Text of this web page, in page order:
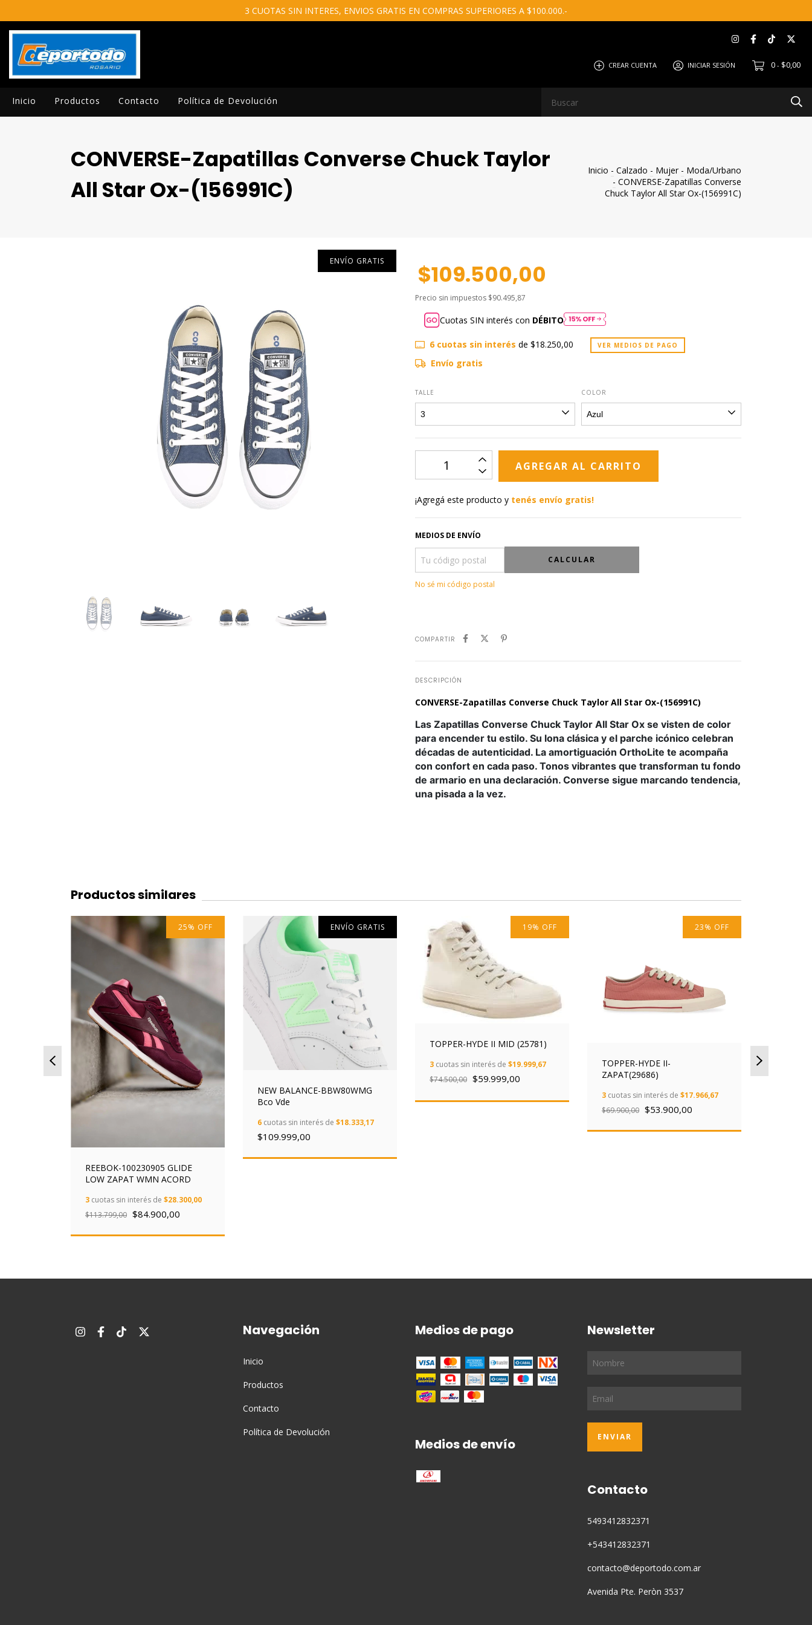
3 CUOTAS SIN INTERES, ENVIOS GRATIS EN COMPRAS SUPERIORES A $100.000.-
CREAR CUENTA INICIAR SESIÓN 0 - $0,00
Inicio Productos Contacto Política de Devolución
CONVERSE-Zapatillas Converse Chuck Taylor
All Star Ox-(156991C)
Inicio - Calzado - Mujer - Moda/Urbano
- CONVERSE-Zapatillas Converse
Chuck Taylor All Star Ox-(156991C)
ENVÍO GRATIS $109.500,00
Precio sin impuestos $90.495,87
Cuotas SIN interés con DÉBITO
6cuotas sin interés de $18.250,00 VER MEDIOS DE PAGO
Envío gratis
TALLE COLOR
¡Agregá este producto y tenés envío gratis!
MEDIOS DE ENVÍO
CALCULAR
No sé mi código postal
COMPARTIR
DESCRIPCIÓN
CONVERSE-Zapatillas Converse Chuck Taylor All Star Ox-(156991C)
Las Zapatillas Converse Chuck Taylor All Star Ox se visten de color
para encender tu estilo. Su lona clásica y el parche icónico celebran
décadas de autenticidad. La amortiguación OrthoLite te acompaña
con confort en cada paso. Tonos vibrantes que transforman tu fondo
de armario en una declaración. Converse sigue marcando tendencia,
una pisada a la vez.
Productos similares
25% OFF
REEBOK-100230905 GLIDE
LOW ZAPAT WMN ACORD
3 cuotas sin interés de $28.300,00
$113.799,00 $84.900,00
ENVÍO GRATIS
NEW BALANCE-BBW80WMG
Bco Vde
6 cuotas sin interés de $18.333,17
$109.999,00
19% OFF
TOPPER-HYDE II MID (25781)
3 cuotas sin interés de $19.999,67
$74.500,00 $59.999,00
23% OFF
TOPPER-HYDE II-
ZAPAT(29686)
3 cuotas sin interés de $17.966,67
$69.900,00 $53.900,00
Navegación
Inicio
Productos
Contacto
Política de Devolución
Medios de pago
Medios de envío
Newsletter
Contacto
5493412832371
+543412832371
contacto@deportodo.com.ar
Avenida Pte. Peròn 3537